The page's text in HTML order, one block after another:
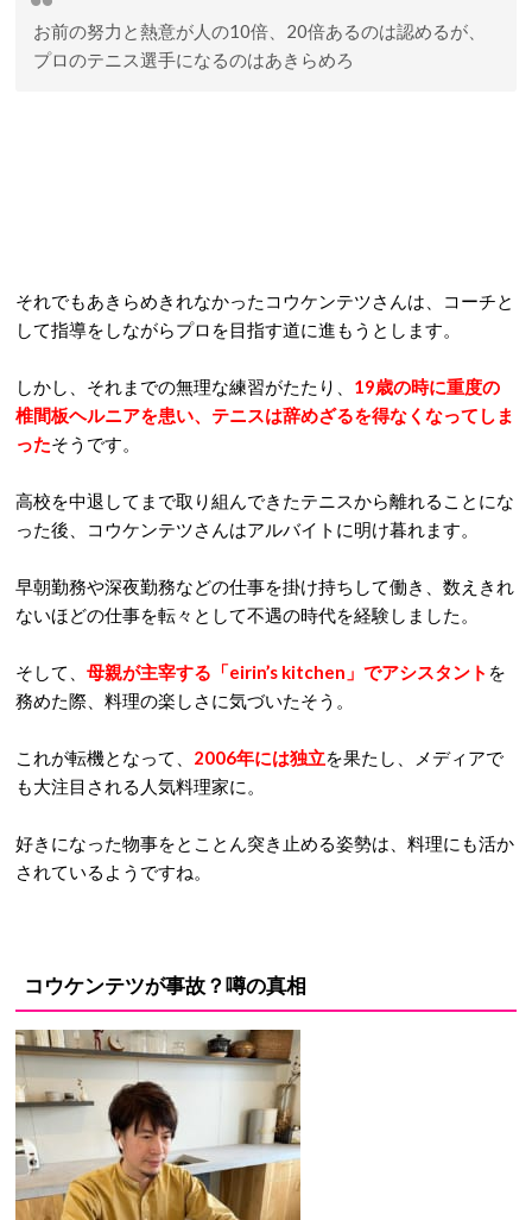
お前の努力と熱意が人の10倍、20倍あるのは認めるが、
プロのテニス選手になるのはあきらめろ
それでもあきらめきれなかったコウケンテツさんは、コーチと
して指導をしながらプロを目指す道に進もうとします。
しかし、それまでの無理な練習がたたり、 19歳の時に重度の
椎間板ヘルニアを患い、テニスは辞めざるを得なくなってしま
ったそうです。
高校を中退してまで取り組んできたテニスから離れることにな
った後、コウケンテツさんはアルバイトに明け暮れます。
早朝勤務や深夜勤務などの仕事を掛け持ちして働き、数えきれ
ないほどの仕事を転々として不遇の時代を経験しました。
そして、 母親が主宰する「eirin’s kitchen」でアシスタント を
務めた際、料理の楽しさに気づいたそう。
これが転機となって、 2006年には独立を果たし、メディアで
も大注目される人気料理家に。
好きになった物事をとことん突き止める姿勢は、料理にも活か
されているようですね。
コウケンテツが事故？噂の真相